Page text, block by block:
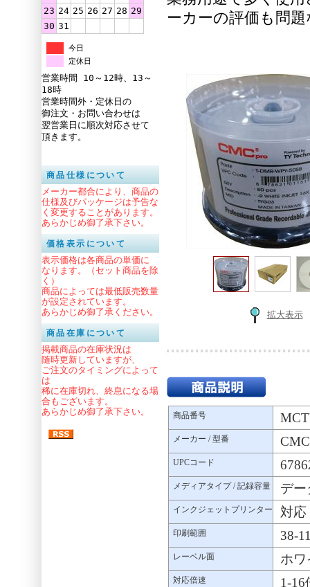
23 24 25 26 27 28 29
30 31
今日
定休日
営業時間 10～12時、13～
18時
営業時間外・定休日の
御注文・お問い合わせは
翌営業日に順次対応させて
頂きます。
商品仕様について
メーカー都合により、商品の
仕様及びパッケージは予告な
く変更することがあります。
あらかじめ御了承下さい。
価格表示について
表示価格は各商品の単価に
なります。（セット商品を除
く）
商品によっては最低販売数量
が設定されています。
あらかじめ御了承ください。
商品在庫について
掲載商品の在庫状況は
随時更新していますが、
ご注文のタイミングによって
は
稀に在庫切れ、終息になる場
合もございます。
あらかじめ御了承下さい。
ーカーの評価も問
拡大表示
商品番号
メーカー / 型番
UPCコード
メディアタイプ / 記録容量 デー
インクジェットプリンター 対応
印刷範囲 38-
レーベル面 ホワ
対応倍速 1-16